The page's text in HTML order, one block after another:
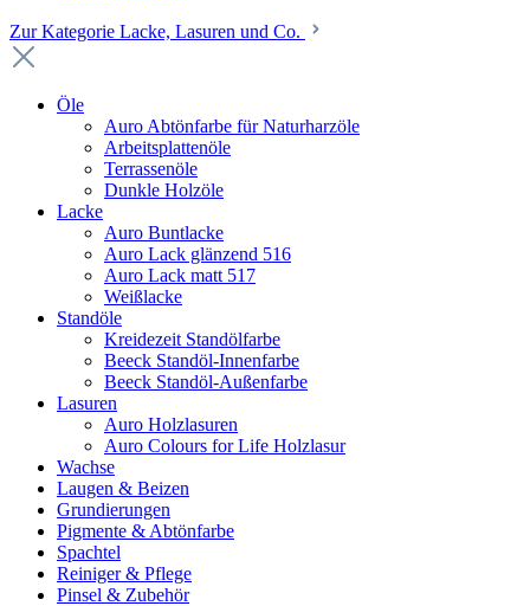
Zur Kategorie Lacke, Lasuren und Co.
Öle
Auro Abtönfarbe für Naturharzöle
Arbeitsplattenöle
Terrassenöle
Dunkle Holzöle
Lacke
Auro Buntlacke
Auro Lack glänzend 516
Auro Lack matt 517
Weißlacke
Standöle
Kreidezeit Standölfarbe
Beeck Standöl-Innenfarbe
Beeck Standöl-Außenfarbe
Lasuren
Auro Holzlasuren
Auro Colours for Life Holzlasur
Wachse
Laugen & Beizen
Grundierungen
Pigmente & Abtönfarbe
Spachtel
Reiniger & Pflege
Pinsel & Zubehör